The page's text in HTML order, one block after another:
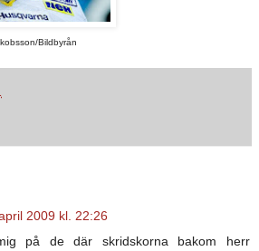
Bildbyrån
2009 kl. 22:26
på de där skridskorna bakom herr